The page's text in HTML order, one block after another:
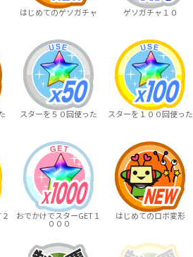
はじめてのゲソガチャ ゲソガチャ１０
スターを５０回使った スターを１００回使った
おでかけでスターGET１
０００
はじめてのロボ変形